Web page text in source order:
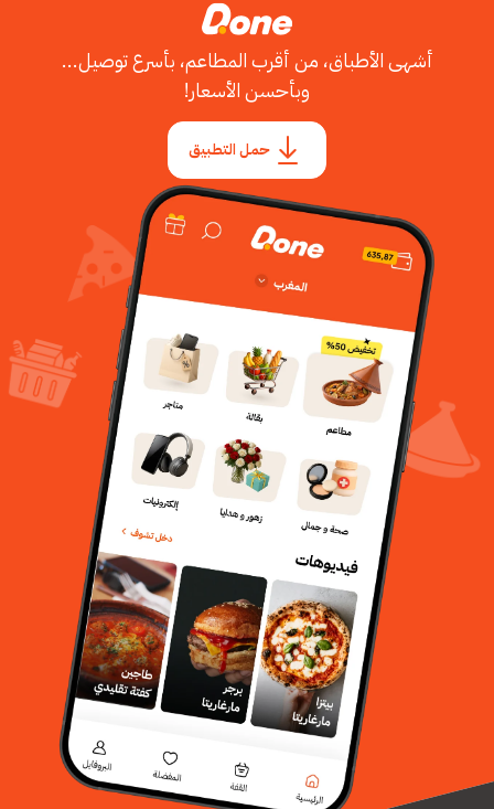
أشهى الأطباق، من أقرب المطاعم، بأسرع توصيل...
وبأحسن الأسعار!
حمل التطبيق